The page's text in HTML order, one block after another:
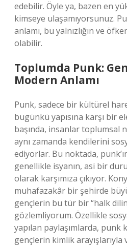
edebilir. Öyle ya, bazen en
kimseye ulaşamıyorsunuz.
anlamı, bu yalnızlığın ve
olabilir.
Toplumda Punk:
Modern Anlamı
Punk, sadece bir kültürel
bugünkü yapısına karşı bir
başında, insanlar toplumsal
aynı zamanda kendilerini
ediyorlar. Bu noktada,
genellikle isyanın, asi bir
olarak karşımıza çıkıyor.
muhafazakâr bir şehirde
gençlerin bu tür bir “halk
gözlemliyorum. Özellikle
yapılan paylaşımlarda, punk
gençlerin kimlik arayışlarıyla